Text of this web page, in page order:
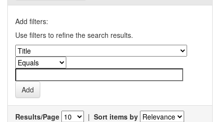
Add filters:
Use filters to refine the search results.
Results/Page | Sort items by